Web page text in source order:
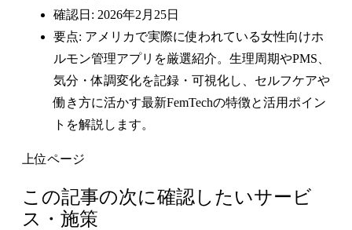
確認日: 2026年2月25日
要点: アメリカで実際に使われている女性向けホ
ルモン管理アプリを厳選紹介。生理周期やPMS、
気分・体調変化を記録・可視化し、セルフケアや
働き方に活かす最新FemTechの特徴と活用ポイン
トを解説します。
上位ページ
この記事の次に確認したいサービ
ス・施策